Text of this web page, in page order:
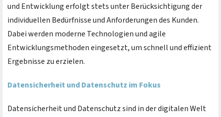
und Entwicklung erfolgt stets unter Berücksichtigung der
individuellen Bedürfnisse und Anforderungen des Kunden.
Dabei werden moderne Technologien und agile
Entwicklungsmethoden eingesetzt, um schnell und effizient
Ergebnisse zu erzielen.
Datensicherheit und Datenschutz im Fokus
Datensicherheit und Datenschutz sind in der digitalen Welt